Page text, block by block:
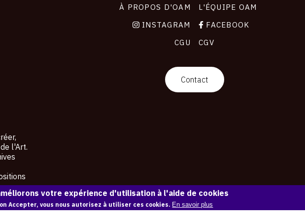
À PROPOS D'OAM
L'ÉQUIPE OAM
INSTAGRAM
FACEBOOK
CGU
CGV
Contact
l'Art.
votre expérience d'utilisation à l'aide de cookies
Accepter, vous nous autorisez à utiliser ces cookies. En savoir plus